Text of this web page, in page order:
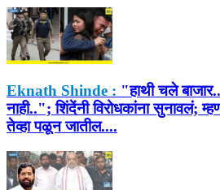
Eknath Shinde : "हाथी चले
नाही.."; शिंदेंनी विरोधकांना सुनावलं;
तेव्हा पळून जातील....